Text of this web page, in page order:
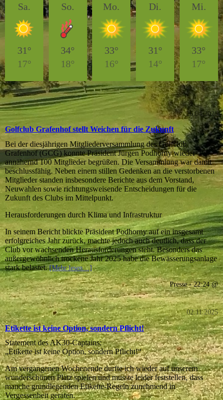
26.04.2026
Golfclub Grafenhof stellt Weichen für die Zukunft
Bei der diesjährigen Mitgliederversammlung des Golfclub
Grafenhof (GCG) konnte Präsident Jürgen Podhorny wieder
annähernd 100 Mitglieder begrüßen. Die Versammlung war damit
beschlussfähig. Neben einem stillen Gedenken an die verstorbenen
Mitglieder standen insbesondere Berichte aus dem Vorstand,
Neuwahlen sowie richtungsweisende Entscheidungen für die
Zukunft des Clubs im Mittelpunkt.
Herausforderungen durch Klima und Infrastruktur
In seinem Bericht blickte Präsident Podhorny auf ein insgesamt
erfolgreiches Jahr zurück, machte jedoch auch deutlich, dass der
Club vor wachsenden Herausforderungen steht. Besonders das
außergewöhnlich trockene Jahr 2025 habe die Bewässerungsanlage
stark belastet.[Mehr lesen…]
Presse - 22:24 @
02.11.2025
Etikette ist keine Option, sondern Pflicht!
Statement des AK30-Captains:
„Etikette ist keine Option, sondern Pflicht!“
Am vergangenen Wochenende durfte ich wieder auf unserem
wunderschönen Platz spielen und musste leider feststellen, dass
manche grundlegenden Etikette-Regeln zunehmend in
Vergessenheit geraten.